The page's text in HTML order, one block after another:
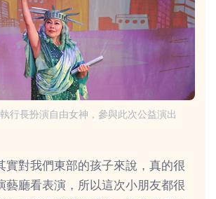
行長扮演自由女神，參與此次公益演出
實對我們東部的孩子來說，真的很
藝廳看表演，所以這次小朋友都很